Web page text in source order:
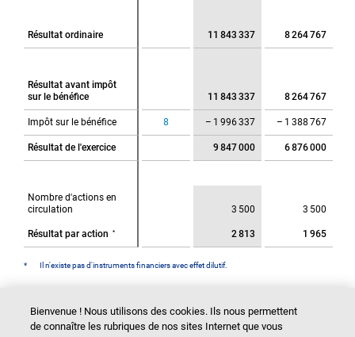
Résultat ordinaire 11 843 337 8 264 767
Résultat avant impôt
sur le bénéfice
11 843 337 8 264 767
Impôt sur le bénéfice 8 – 1 996 337 – 1 388 767
Résultat de l'exercice 9 847 000 6 876 000
Nombre d'actions en
circulation
3 500 3 500
Résultat par action * 2 813 1 965
Résultat ordinaire
Résultat avant impôt
sur le bénéfice
Impôt sur le bénéfice
Résultat de l'exercice
Nombre d'actions en
circulation
Résultat par action *
* Il n'existe pas d'instruments financiers avec effet dilutif.
Bienvenue ! Nous utilisons des cookies. Ils nous permettent
de connaître les rubriques de nos sites Internet que vous